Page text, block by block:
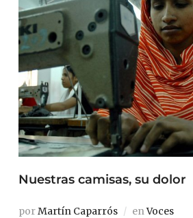
Nuestras camisas, su dolor
porMartín Caparrós enVoces